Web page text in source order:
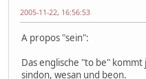
2005-11-22, 16:56:53
A propos "sein":
Das englische "to be"
sindon, wesan und beon.